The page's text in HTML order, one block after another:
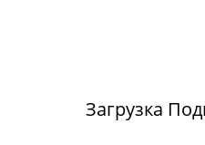
Загрузка